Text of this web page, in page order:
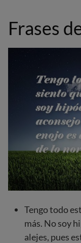
Frases
Tengo todo
más. No soy
alejes, pues